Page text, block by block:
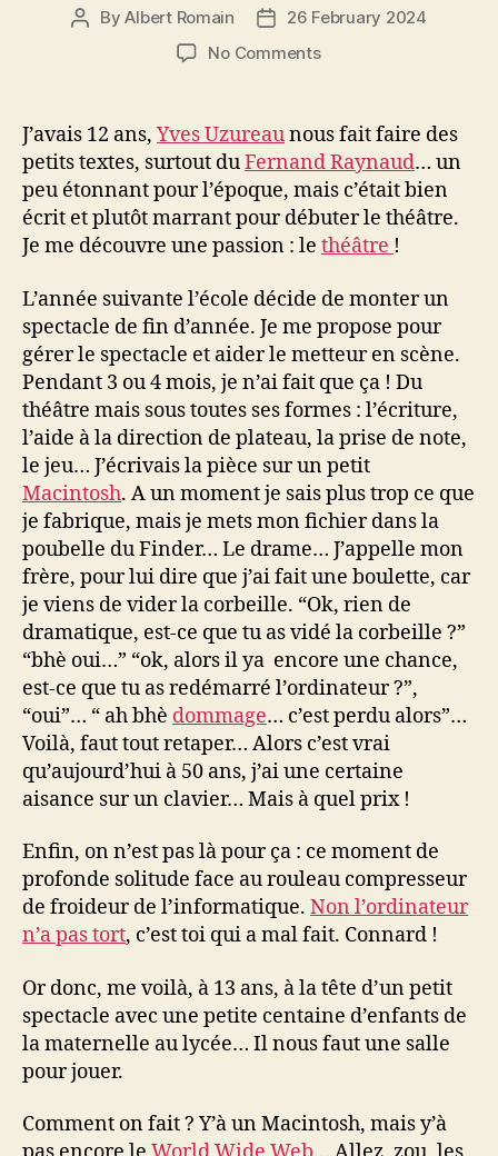
PostByAlbert Romain
Post26 February 2024
No Commentson
J’avais 12 ans, Yves Uzureaunous fait faire des
petits textes, surtout duFernand Raynaud… un
peu étonnant pour l’époque, mais c’était bien
écrit et plutôt marrant pour débuter le théâtre.
Je me découvre une passion : le théâtre !
L’année suivante l’école décide de monter un
spectacle de fin d’année. Je me propose pour
gérer le spectacle et aider le metteur en scène.
Pendant 3 ou 4 mois, je n’ai fait que ça ! Du
théâtre mais sous toutes ses formes : l’écriture,
l’aide à la direction de plateau, la prise de note,
le jeu… J’écrivais la pièce sur un petit
Macintosh. A un moment je sais plus trop ce que
je fabrique, mais je mets mon fichier dans la
poubelle du Finder… Le drame… J’appelle mon
frère, pour lui dire que j’ai fait une boulette, car
je viens de vider la corbeille. “Ok, rien de
dramatique, est-ce que tu as vidé la corbeille ?”
“bhè oui…” “ok, alors il ya encore une chance,
est-ce que tu as redémarré l’ordinateur ?”,
“oui”… “ ah bhè dommage… c’est perdu alors”…
Voilà, faut tout retaper… Alors c’est vrai
qu’aujourd’hui à 50 ans, j’ai une certaine
aisance sur un clavier… Mais à quel prix !
Enfin, on n’est pas là pour ça : ce moment de
profonde solitude face au rouleau compresseur
de froideur de l’informatique. Non l’ordinateur
n’a pas tort, c’est toi qui a mal fait. Connard !
Or donc, me voilà, à 13 ans, à la tête d’un petit
spectacle avec une petite centaine d’enfants de
la maternelle au lycée… Il nous faut une salle
pour jouer.
Comment on fait ? Y’à un Macintosh, mais y’à